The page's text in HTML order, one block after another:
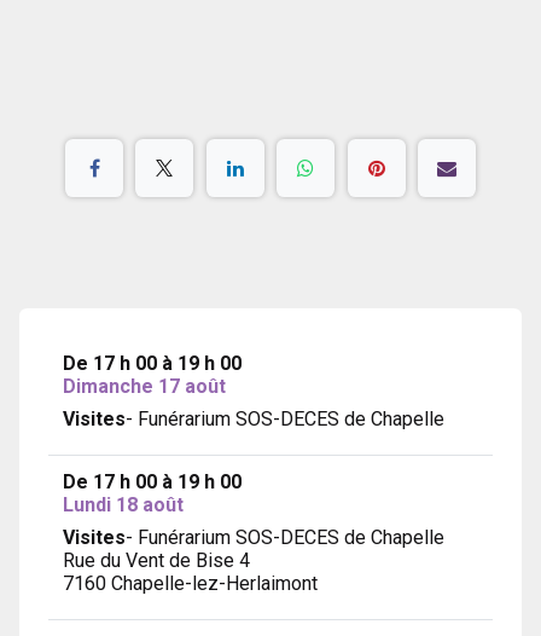
De 17 h 00 à 19 h 00
Dimanche 17 août
Visites- Funérarium SOS-DECES de Chapelle
De 17 h 00 à 19 h 00
Lundi 18 août
Visites- Funérarium SOS-DECES de Chapelle
Rue du Vent de Bise 4
7160 Chapelle-lez-Herlaimont